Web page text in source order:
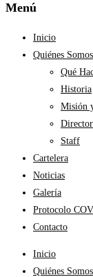
Menú
Inicio
Quiénes Somos
Qué
Historia
Misión
Staff
Cartelera
Noticias
Galería
Protocolo
Contacto
Inicio
Quiénes Somos